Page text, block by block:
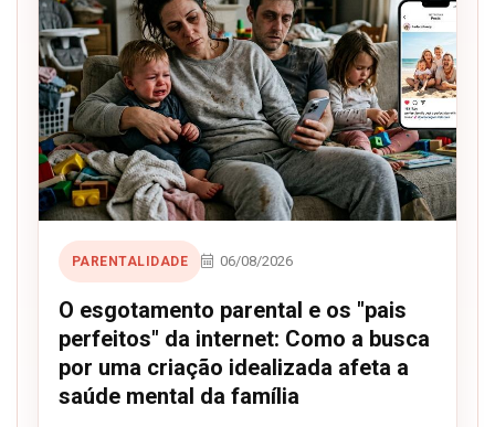
PARENTALIDADE 06/08/2026
O esgotamento parental e os "pais
perfeitos" da internet: Como a busca
por uma criação idealizada afeta a
saúde mental da família